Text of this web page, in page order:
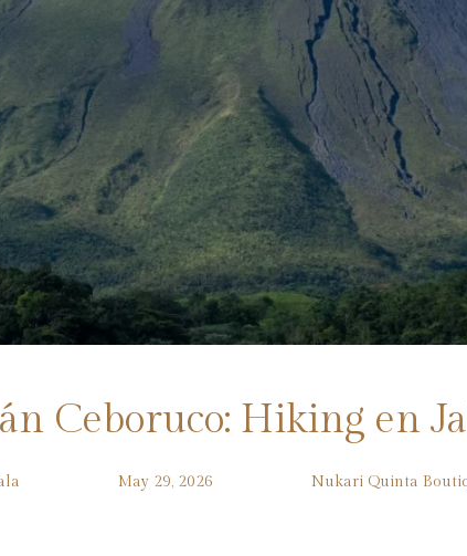
Ceboruco: Hiking en
May 29, 2026 Nukari Quinta